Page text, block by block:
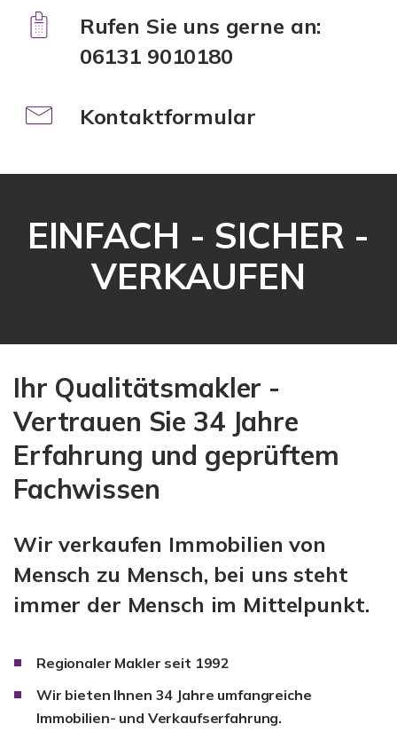
Rufen Sie uns gerne an:
06131 9010180
Kontaktformular
EINFACH - SICHER -
VERKAUFEN
Ihr Qualitätsmakler -
Vertrauen Sie 34 Jahre
Erfahrung und geprüftem
Fachwissen
Wir verkaufen Immobilien von
Mensch zu Mensch, bei uns steht
immer der Mensch im Mittelpunkt.
Regionaler Makler seit 1992
Wir bieten Ihnen 34 Jahre umfangreiche
Immobilien- und Verkaufserfahrung.